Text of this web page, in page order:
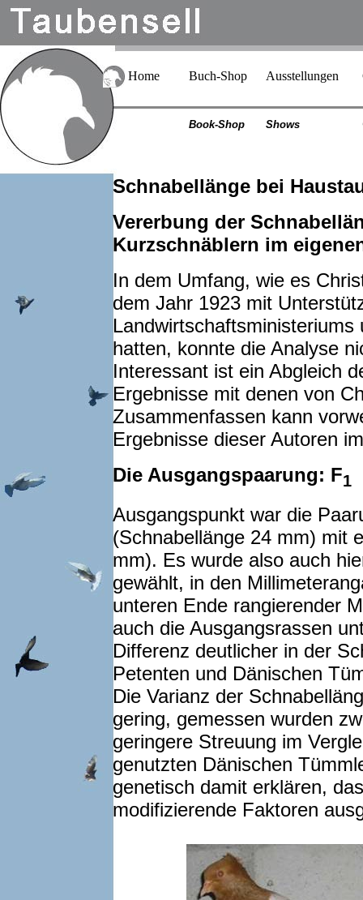
Home Buch-Shop Ausstellungen
Book-Shop Shows
Schnabellänge bei
Vererbung der
Kurzschnäblern im
In dem Umfang, wie es
dem Jahr 1923 mit
hatten, konnte die Analyse
Interessant ist ein Abgleich
Ergebnisse mit denen von
Zusammenfassen kann
Ergebnisse dieser Autoren
Die Ausgangspaarung: F1
Ausgangspunkt war die
(Schnabellänge 24 mm) mit
mm). Es wurde also auch
gewählt, in den
unteren Ende rangierender
auch die Ausgangsrassen
Differenz deutlicher in der
Petenten und Dänischen
Die Varianz der
gering, gemessen wurden
geringere Streuung im
genutzten Dänischen
genetisch damit erklären,
modifizierende Faktoren